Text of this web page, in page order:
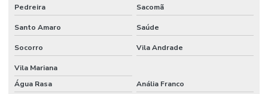
SEGURANÇA
PATRIMONIAL
E
MONITORAMENTO
SEGURANÇA
PATRIMONIAL
PERTO DE MIM
Pedreira Sacomã
Santo Amaro Saúde
Socorro Vila Andrade
Vila Mariana
Água Rasa
Anália Franco